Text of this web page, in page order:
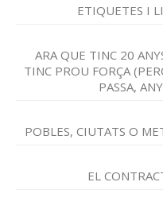
ETIQUETES I
ARA QUE TINC 20
TINC PROU FORÇA
PASSA,
POBLES, CIUTATS O
EL